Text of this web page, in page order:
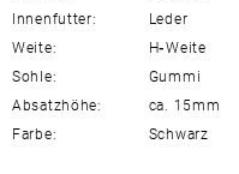
Innenfutter:
Leder
Weite:
H-Weite
Sohle:
Gummi
Absatzhöhe:
ca.
Farbe:
Schwarz